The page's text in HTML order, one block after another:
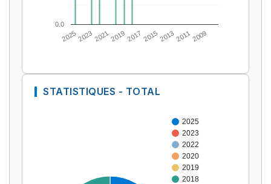
20252023202120192017 2015201320112009
0.0
STATISTIQUES - TOTAL
2025
2023
2022
2020
2019
2018